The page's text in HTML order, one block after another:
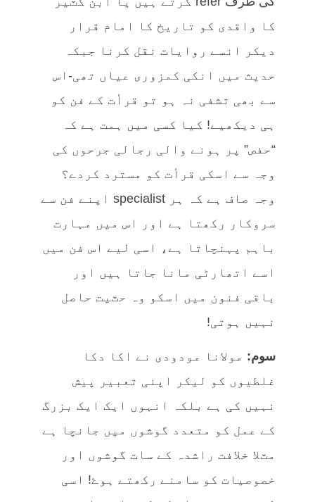
کا واقدی کو تاریخ کا امام قرار
دیکر انسے روایات نقل کرنا جبکہ
حدیث میں انکی کمزوری عیاں تھی-اس
سے بھی تشفی نہ ہو تو قرأت کے فن کو
ہی دیکھیے! کیا کسی میں ہمت ہے کہ
“حفص” پر ہونے والی رجالی جرحوں کی
وجہ سے اسکی قرأت کو مسترد کردے؟
وجہ صاف ہے کہ ہر specialist اپنے فن سے
سروکار رکھتا ہے اور اس میں مہارت
باہم پہنچاتا ہے، اسی لیے اس فن میں
اسے اتھارٹی مانا جاتا ہیں اور
باقی فنون میں اسکو وہ حٽیت حاصل
نہیں ہوتی!
سوم: مولانا مودودی نے اکا دکا
غلطیوں کو لیکر اپنی تعبیر پیش
نہیں کی ہے بلکہ انہوں ایک ایک بزرگ
کے عمل کو متعدد گوشوں میں جانچا ہے
مٽلا خلافت راشدہ کے سات گوشوں اور
خصوصیات کو سامنے رکھتے ہوۓ! اسی